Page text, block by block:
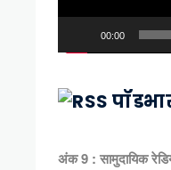
00:00
अंक 9 : सामुदायिक